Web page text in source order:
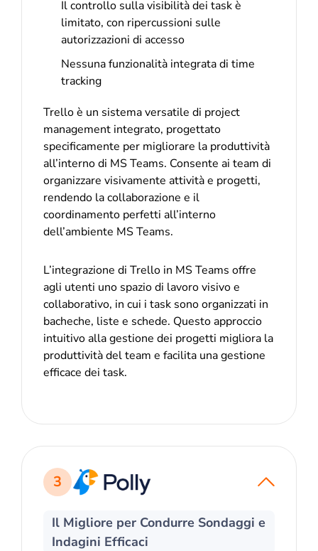
Il controllo sulla visibilità dei task è
limitato, con ripercussioni sulle
autorizzazioni di accesso
Nessuna funzionalità integrata di time
tracking
Trello è un sistema versatile di project
management integrato, progettato
specificamente per migliorare la produttività
all’interno di MS Teams. Consente ai team di
organizzare visivamente attività e progetti,
rendendo la collaborazione e il
coordinamento perfetti all’interno
dell’ambiente MS Teams.
L’integrazione di Trello in MS Teams offre
agli utenti uno spazio di lavoro visivo e
collaborativo, in cui i task sono organizzati in
bacheche, liste e schede. Questo approccio
intuitivo alla gestione dei progetti migliora la
produttività del team e facilita una gestione
efficace dei task.
3
Il Migliore per Condurre Sondaggi e
Indagini Efficaci